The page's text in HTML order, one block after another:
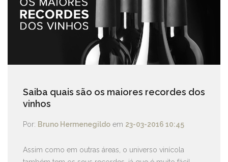
Saiba quais são os maiores recordes dos
vinhos
Por: Bruno Hermenegildo em 23-03-2016 10:45
Assim como em outras áreas, o universo vinícola